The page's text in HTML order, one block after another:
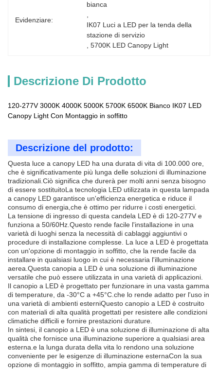
Evidenziare:
bianca
IK07 Luci a LED per la tenda della
stazione di servizio
, 5700K LED Canopy Light
Descrizione Di Prodotto
120-277V 3000K 4000K 5000K 5700K 6500K Bianco IK07 LED
Canopy Light Con Montaggio in soffitto
Descrizione del prodotto:
Questa luce a canopy LED ha una durata di vita di 100.000 ore,
che è significativamente più lunga delle soluzioni di illuminazione
tradizionali.Ciò significa che durerà per molti anni senza bisogno
di essere sostituitoLa tecnologia LED utilizzata in questa lampada
a canopy LED garantisce un'efficienza energetica e riduce il
consumo di energia,che è ottimo per ridurre i costi energetici.
La tensione di ingresso di questa candela LED è di 120-277V e
funziona a 50/60Hz.Questo rende facile l'installazione in una
varietà di luoghi senza la necessità di cablaggi aggiuntivi o
procedure di installazione complesse. La luce a LED è progettata
con un'opzione di montaggio in soffitto, che la rende facile da
installare in qualsiasi luogo in cui è necessaria l'illuminazione
aerea.Questa canopia a LED è una soluzione di illuminazione
versatile che può essere utilizzata in una varietà di applicazioni.
Il canopio a LED è progettato per funzionare in una vasta gamma
di temperature, da -30°C a +45°C.che lo rende adatto per l'uso in
una varietà di ambienti esterniQuesto canopio a LED è costruito
con materiali di alta qualità progettati per resistere alle condizioni
climatiche difficili e fornire prestazioni durature.
In sintesi, il canopio a LED è una soluzione di illuminazione di alta
qualità che fornisce una illuminazione superiore a qualsiasi area
esterna.e la lunga durata della vita lo rendono una soluzione
conveniente per le esigenze di illuminazione esternaCon la sua
opzione di montaggio in soffitto, ampia gamma di temperature di